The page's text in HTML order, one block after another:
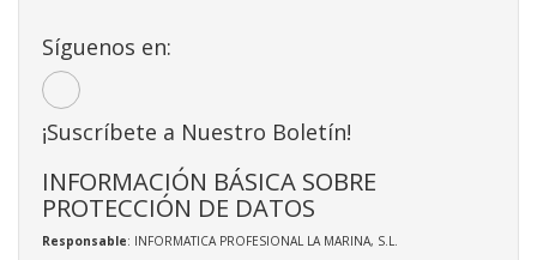
Síguenos en:
¡Suscríbete a Nuestro Boletín!
INFORMACIÓN BÁSICA SOBRE
PROTECCIÓN DE DATOS
Responsable: INFORMATICA PROFESIONAL LA MARINA, S.L.